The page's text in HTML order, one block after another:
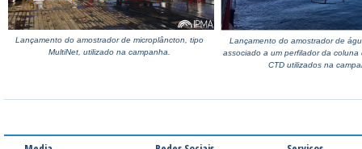
Lançamento do amostrador de microplâncton, tipo
MultiNet, utilizado na campanha.
Lançamento do amostrador de
associado a um perfilador da
CTD utilizados na